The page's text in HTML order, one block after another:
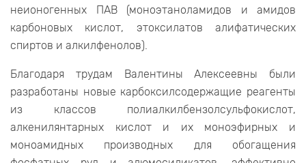
неионогенных ПАВ (моноэтаноламидов и амидов
карбоновых кислот, этоксилатов алифатических
спиртов и алкилфенолов).
Благодаря трудам Валентины Алексеевны были
разработаны новые карбоксилсодержащие реагенты
из классов полиалкилбензолсульфокислот,
алкенилянтарных кислот и их моноэфирных и
моноамидных производных для обогащения